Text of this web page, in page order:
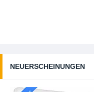
NEUERSCHEINUNGEN